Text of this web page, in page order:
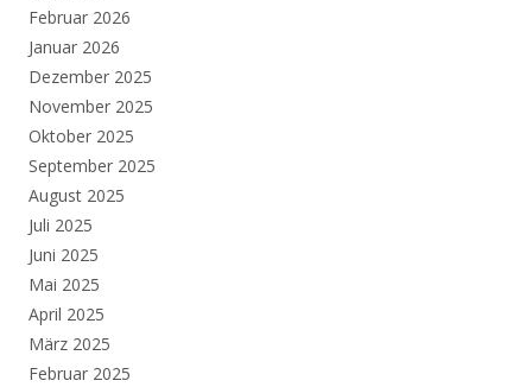
Februar 2026
Januar 2026
Dezember 2025
November 2025
Oktober 2025
September 2025
August 2025
Juli 2025
Juni 2025
Mai 2025
April 2025
März 2025
Februar 2025